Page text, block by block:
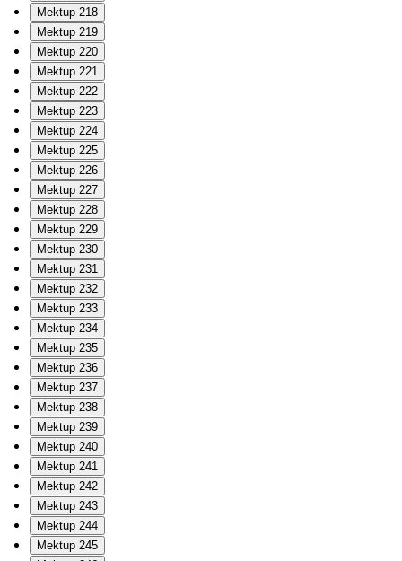
Mektup 218
Mektup 219
Mektup 220
Mektup 221
Mektup 222
Mektup 223
Mektup 224
Mektup 225
Mektup 226
Mektup 227
Mektup 228
Mektup 229
Mektup 230
Mektup 231
Mektup 232
Mektup 233
Mektup 234
Mektup 235
Mektup 236
Mektup 237
Mektup 238
Mektup 239
Mektup 240
Mektup 241
Mektup 242
Mektup 243
Mektup 244
Mektup 245